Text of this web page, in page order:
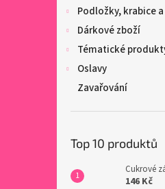
Podložky, krabice
Dárkové zboží
Tématické
Oslavy
Zavařování
Top 10 produktů
Cukrové
146 Kč